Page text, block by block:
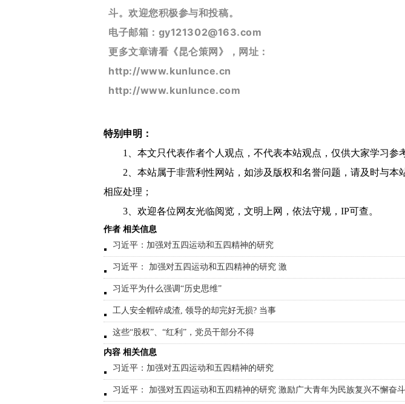
斗。欢迎您积极参与和投稿。
电子邮箱：gy121302@163.com
更多文章请看《昆仑策网》，网址：
http://www.kunlunce.cn
http://www.kunlunce.com
特别申明：
1、本文只代表作者个人观点，不代表本站观点，仅供大家学习参
2、本站属于非营利性网站，如涉及版权和名誉问题，请及时与本
相应处理；
3、欢迎各位网友光临阅览，文明上网，依法守规，IP可查。
作者 相关信息
习近平：加强对五四运动和五四精神的研究
习近平： 加强对五四运动和五四精神的研究 激
习近平为什么强调“历史思维”
工人安全帽碎成渣, 领导的却完好无损? 当事
这些“股权”、“红利”，党员干部分不得
内容 相关信息
习近平：加强对五四运动和五四精神的研究
习近平： 加强对五四运动和五四精神的研究 激励广大青年为民族复兴不懈奋斗